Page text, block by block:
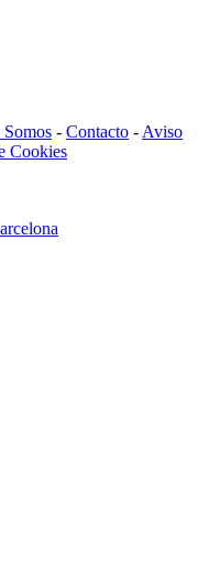
- Contacto - Aviso
Cookies